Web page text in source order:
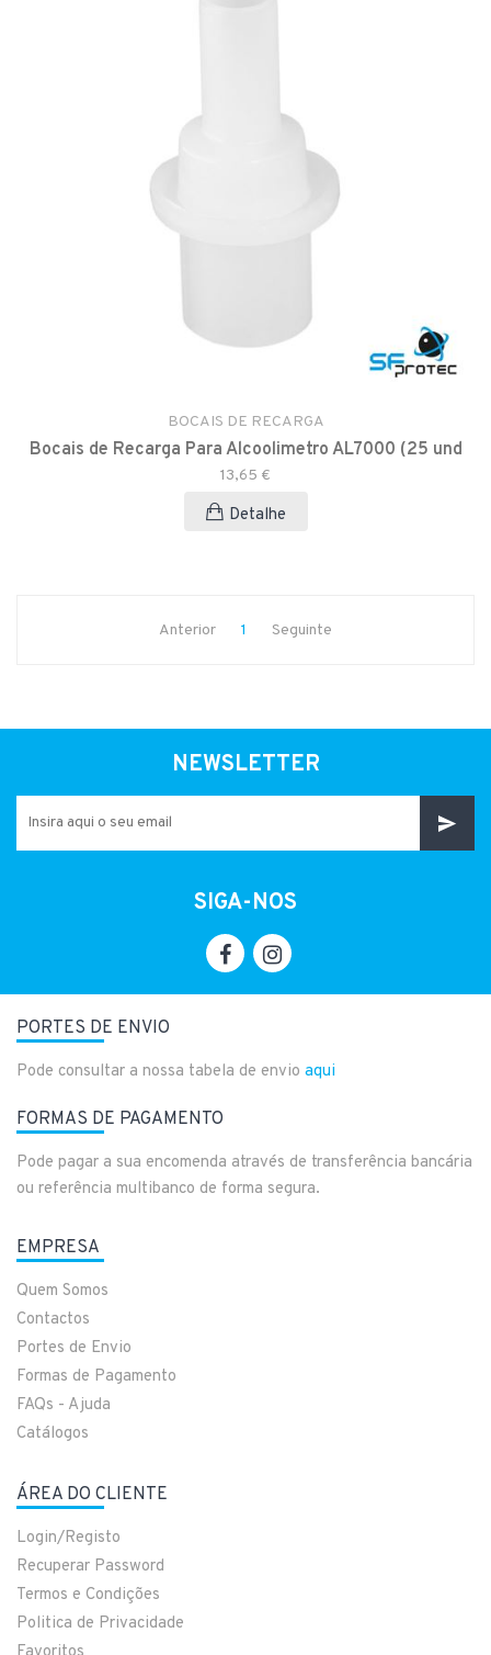
BOCAIS DE RECARGA
Bocais de Recarga Para Alcoolimetro AL7000 (25 und
13,65 €
Detalhe
Anterior 1 Seguinte
NEWSLETTER
SIGA-NOS
PORTES DE ENVIO
Pode consultar a nossa tabela de envio aqui
FORMAS DE PAGAMENTO
Pode pagar a sua encomenda através de transferência bancária
ou referência multibanco de forma segura.
EMPRESA
Quem Somos
Contactos
Portes de Envio
Formas de Pagamento
FAQs - Ajuda
Catálogos
ÁREA DO CLIENTE
Login/Registo
Recuperar Password
Termos e Condições
Politica de Privacidade